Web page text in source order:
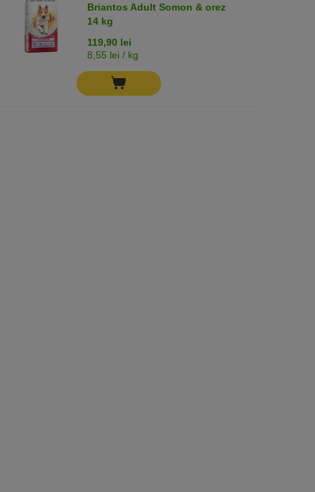
Briantos Adult Somon & orez
14 kg
119,90 lei
8,55 lei / kg